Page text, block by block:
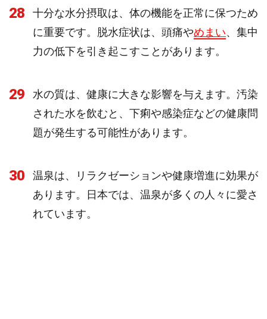
28
十分な水分摂取は、体の機能を正常に保つため
に重要です。脱水症状は、頭痛やめまい、集中
力の低下を引き起こすことがあります。
29
水の質は、健康に大きな影響を与えます。汚染
された水を飲むと、下痢や感染症などの健康問
題が発生する可能性があります。
30
温泉は、リラクゼーションや健康増進に効果が
あります。日本では、温泉が多くの人々に愛さ
れています。